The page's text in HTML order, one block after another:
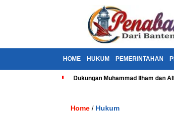
HOME HUKUM PEMERINTAHAN
Dukungan Muhammad Ilham dan
Home / Hukum